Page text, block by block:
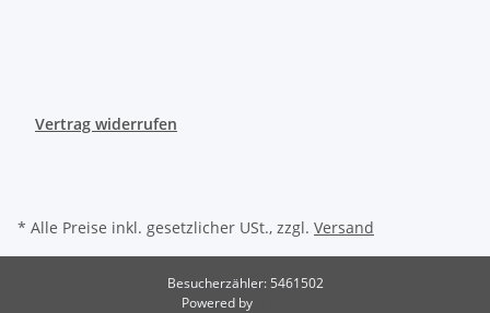
Vertrag widerrufen
* Alle Preise inkl. gesetzlicher USt., zzgl. Versand
Besucherzähler: 5461502
Powered by